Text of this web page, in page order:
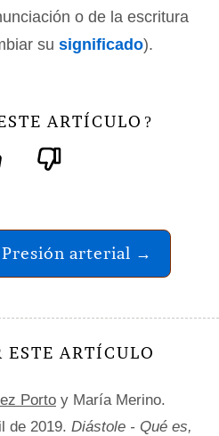
o de la escritura
su significado).
ARTÍCULO ?
arterial →
ESTE ARTÍCULO
Porto y María Merino.
de 2019. Diástole - Qué es,